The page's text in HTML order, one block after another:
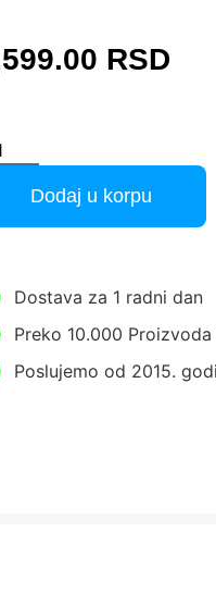
RSD
Dodaj u korpu
Dostava za 1 radni dan
Preko 10.000 Proizvoda
Poslujemo od 2015.